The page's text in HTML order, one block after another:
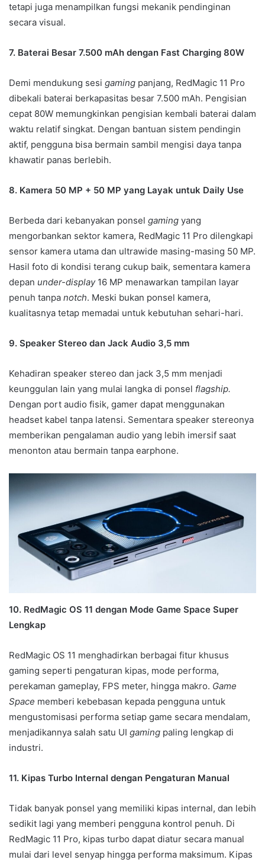
tetapi juga menampilkan fungsi mekanik pendinginan
secara visual.
7. Baterai Besar 7.500 mAh dengan Fast Charging 80W
Demi mendukung sesi gaming panjang, RedMagic 11 Pro
dibekali baterai berkapasitas besar 7.500 mAh. Pengisian
cepat 80W memungkinkan pengisian kembali baterai dalam
waktu relatif singkat. Dengan bantuan sistem pendingin
aktif, pengguna bisa bermain sambil mengisi daya tanpa
khawatir panas berlebih.
8. Kamera 50 MP + 50 MP yang Layak untuk Daily Use
Berbeda dari kebanyakan ponsel gaming yang
mengorbankan sektor kamera, RedMagic 11 Pro dilengkapi
sensor kamera utama dan ultrawide masing-masing 50 MP.
Hasil foto di kondisi terang cukup baik, sementara kamera
depan under-display16 MP menawarkan tampilan layar
penuh tanpa notch. Meski bukan ponsel kamera,
kualitasnya tetap memadai untuk kebutuhan sehari-hari.
9. Speaker Stereo dan Jack Audio 3,5 mm
Kehadiran speaker stereo dan jack 3,5 mm menjadi
keunggulan lain yang mulai langka di ponsel flagship.
Dengan port audio fisik, gamer dapat menggunakan
headset kabel tanpa latensi. Sementara speaker stereonya
memberikan pengalaman audio yang lebih imersif saat
menonton atau bermain tanpa earphone.
10. RedMagic OS 11 dengan Mode Game Space Super
Lengkap
RedMagic OS 11 menghadirkan berbagai fitur khusus
gaming seperti pengaturan kipas, mode performa,
perekaman gameplay, FPS meter, hingga makro. Game
Space memberi kebebasan kepada pengguna untuk
mengustomisasi performa setiap game secara mendalam,
menjadikannya salah satu UI gaming paling lengkap di
industri.
11. Kipas Turbo Internal dengan Pengaturan Manual
Tidak banyak ponsel yang memiliki kipas internal, dan lebih
sedikit lagi yang memberi pengguna kontrol penuh. Di
RedMagic 11 Pro, kipas turbo dapat diatur secara manual
mulai dari level senyap hingga performa maksimum. Kipas